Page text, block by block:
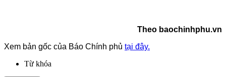
Theo baochinhphu.vn
Xem bản gốc của Báo Chính phủ tại đây.
Từ khóa